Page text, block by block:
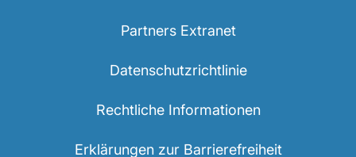
Partners Extranet
Datenschutzrichtlinie
Rechtliche Informationen
Erklärungen zur Barrierefreiheit